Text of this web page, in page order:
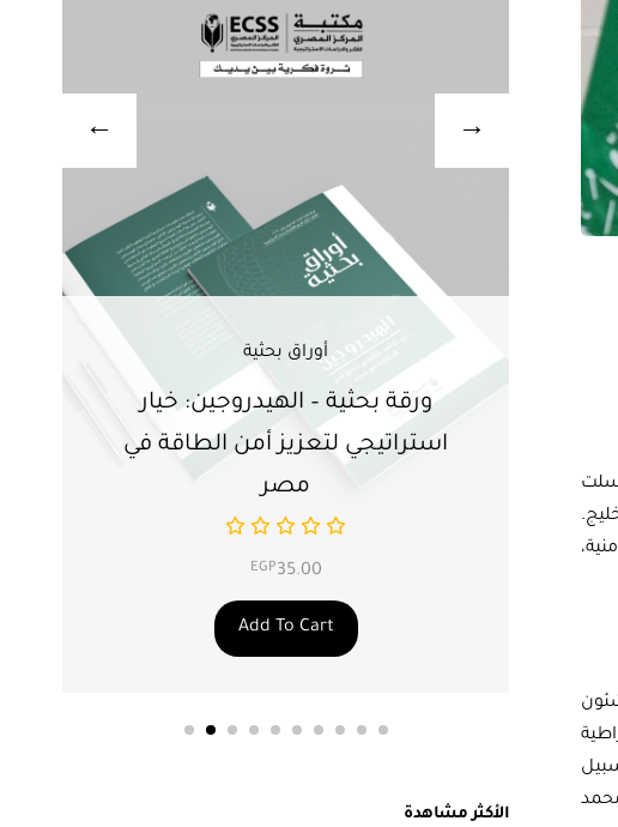
أوراق بحثية
ورقة بحثية – الهيدروجين: خيار
استراتيجي لتعزيز أمن الطاقة في
مصر
EGP35.00
Add To Cart
الأكثر مشاهدة